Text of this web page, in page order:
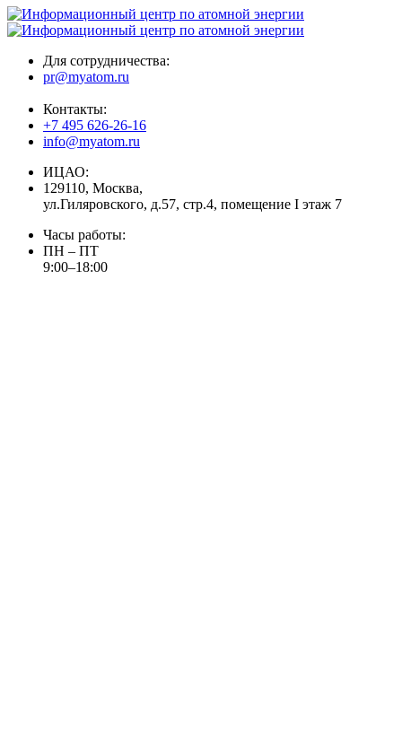
Для сотрудничества:
pr@myatom.ru
Контакты:
+7 495 626-26-16
info@myatom.ru
ИЦАО:
129110, Москва,
ул.Гиляровского, д.57, стр.4, помещение I этаж 7
Часы работы:
ПН – ПТ
9:00–18:00